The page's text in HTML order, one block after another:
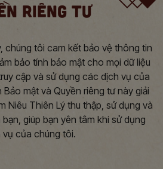
RIÊNG TƯ
chúng tôi cam kết bảo vệ thông tin
bảo tính bảo mật cho mọi dữ liệu
cập và sử dụng các dịch vụ của
mật và Quyền riêng tư này giải
Niêu Thiên Lý thu thập, sử dụng và
giúp bạn yên tâm khi sử dụng
vụ của chúng tôi.